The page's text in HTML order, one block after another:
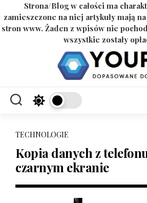
Strona/Blog w całości ma
zamieszczone na niej artykuły mają
stron www. Żaden z wpisów nie
wszystkie zostały
TECHNOLOGIE
Kopia danych z
czarnym ekranie